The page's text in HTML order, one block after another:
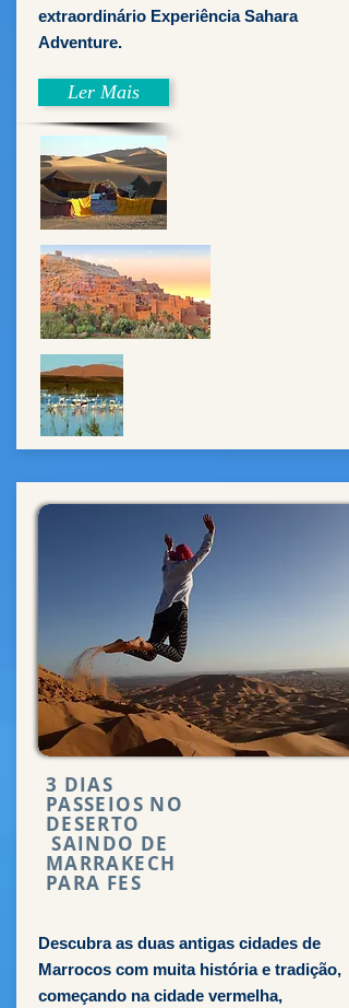
extraordinário Experiência Sahara
Adventure.
Ler Mais
3 DIAS
PASSEIOS NO
DESERTO
SAINDO DE
MARRAKECH
PARA FES
Descubra as duas antigas cidades de
Marrocos com muita história e tradição,
começando na cidade vermelha,